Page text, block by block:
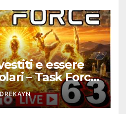
e essere
– Task Force
63